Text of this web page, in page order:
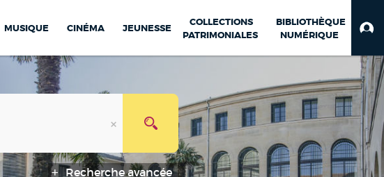
MUSIQUE CINÉMA JEUNESSE
COLLECTIONS
PATRIMONIALES
BIBLIOTHÈQUE
NUMÉRIQUE
Recherche avancée